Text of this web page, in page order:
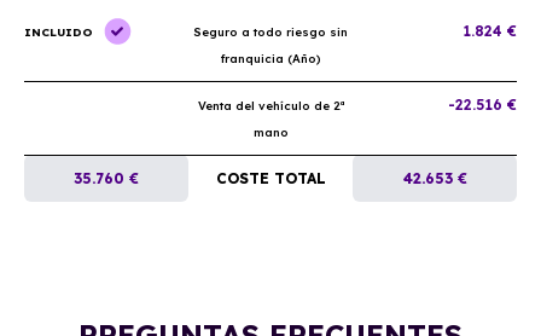
INCLUIDO
Seguro a todo riesgo sin
franquicia (Año)
1.824 €
Venta del vehículo de 2ª
mano
-22.516 €
35.760 € COSTE TOTAL 42.653 €